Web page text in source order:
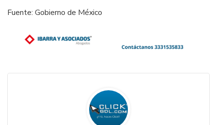
Fuente: Gobierno de México